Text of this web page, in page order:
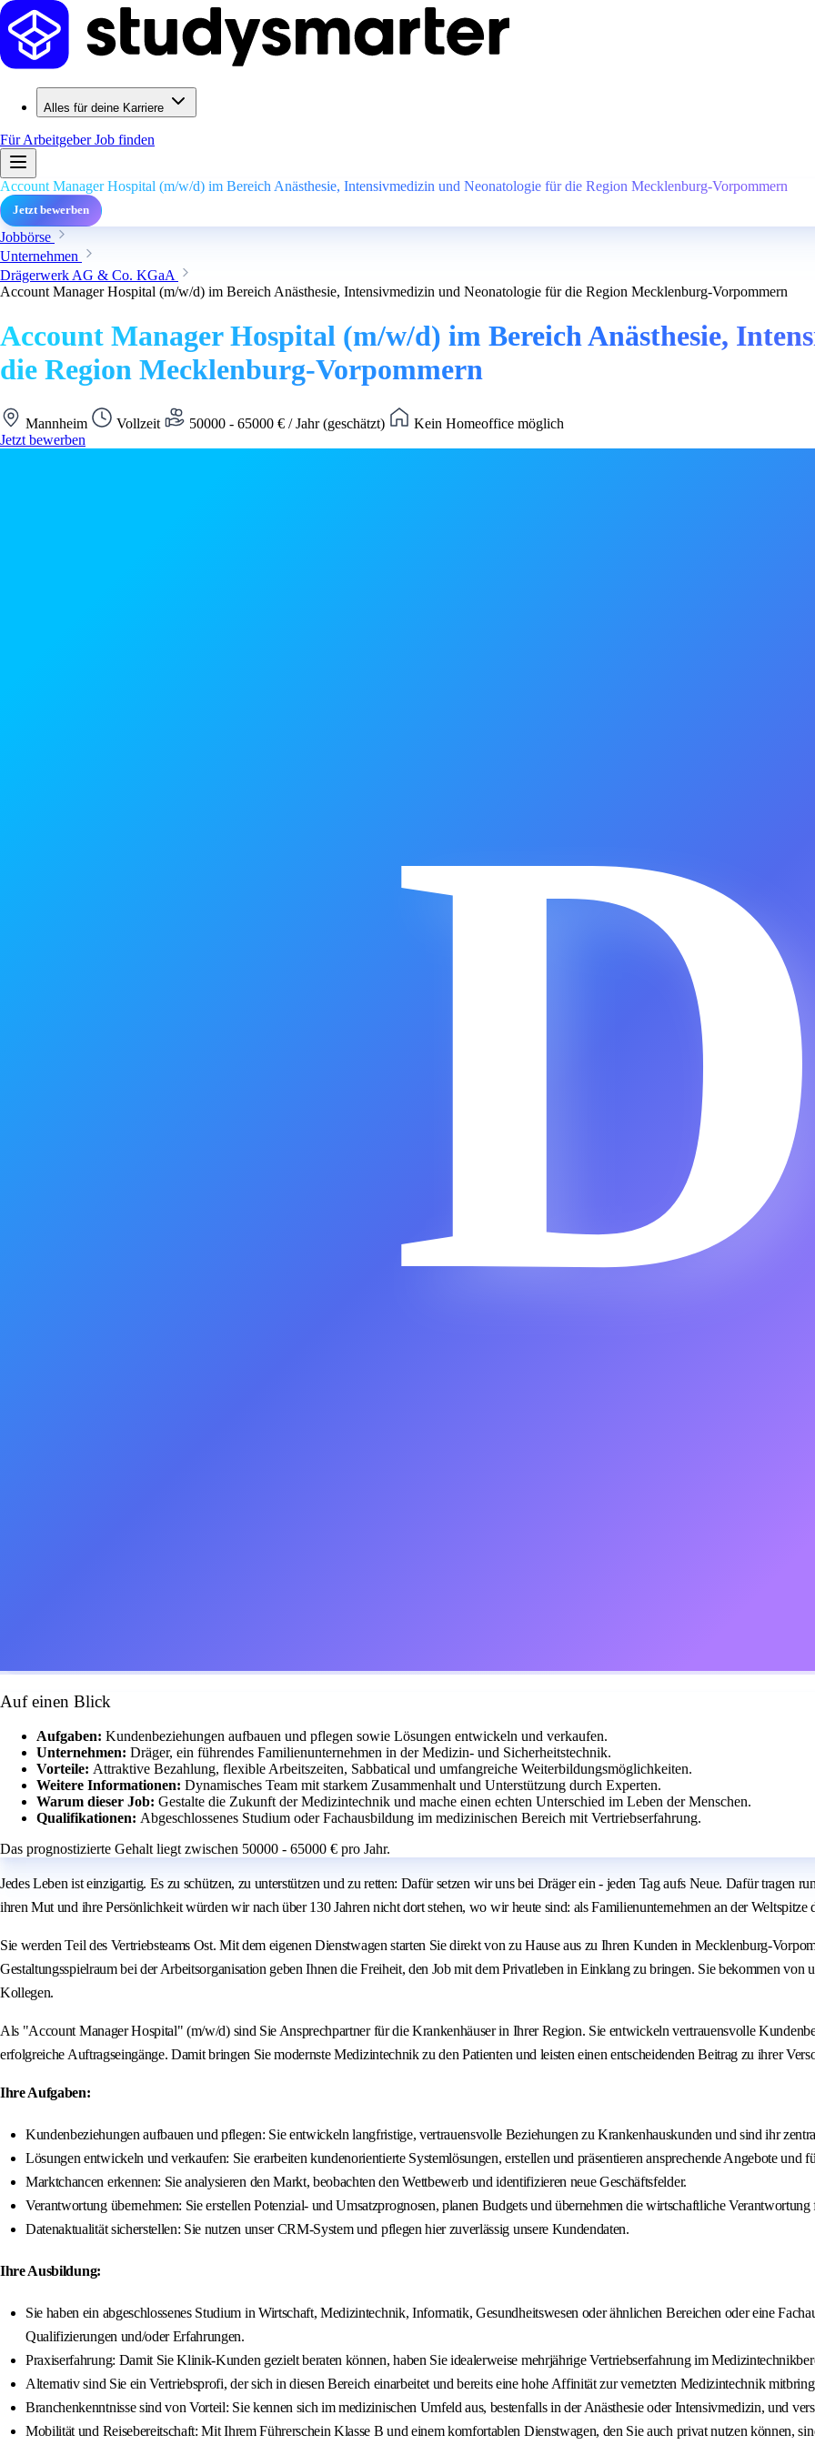
Alles für deine Karriere
Für ArbeitgeberJob finden
Account Manager Hospital (m/w/d) im Bereich Anästhesie, Intensivmedizin und Neonatologie für die Region Mecklenburg-Vorpommern
Jetzt bewerben
Jobbörse
Unternehmen
Drägerwerk AG & Co. KGaA
Account Manager Hospital (m/w/d) im Bereich Anästhesie, Intensivmedizin und Neonatologie für die Region Mecklenburg-Vorpommern
Account Manager Hospital (m/w/d) im Bereich Anästhesie,
die Region Mecklenburg-Vorpommern
Mannheim Vollzeit 50000 - 65000 € / Jahr (geschätzt)
Kein Homeoffice möglich
Jetzt bewerben
Auf einen Blick
Aufgaben: Kundenbeziehungen aufbauen und pflegen sowie Lösungen entwickeln und verkaufen.
Unternehmen: Dräger, ein führendes Familienunternehmen in der Medizin- und Sicherheitstechnik.
Vorteile: Attraktive Bezahlung, flexible Arbeitszeiten, Sabbatical und umfangreiche Weiterbildungsmöglichkeiten.
Weitere Informationen: Dynamisches Team mit starkem Zusammenhalt und Unterstützung durch Experten.
Warum dieser Job: Gestalte die Zukunft der Medizintechnik und mache einen echten Unterschied im Leben der Menschen.
Qualifikationen: Abgeschlossenes Studium oder Fachausbildung im medizinischen Bereich mit Vertriebserfahrung.
Das prognostizierte Gehalt liegt zwischen 50000 - 65000 € pro Jahr.
Jedes Leben ist einzigartig. Es zu schützen, zu unterstützen und zu retten: Dafür setzen wir uns bei Dräger ein - jeden Tag aufs Neue. Dafür tragen
ihren Mut und ihre Persönlichkeit würden wir nach über 130 Jahren nicht dort stehen, wo wir heute sind: als Familienunternehmen an der
Sie werden Teil des Vertriebsteams Ost. Mit dem eigenen Dienstwagen starten Sie direkt von zu Hause aus zu Ihren Kunden in Mecklenburg-
Gestaltungsspielraum bei der Arbeitsorganisation geben Ihnen die Freiheit, den Job mit dem Privatleben in Einklang zu bringen. Sie bekommen von
Kollegen.
Als "Account Manager Hospital" (m/w/d) sind Sie Ansprechpartner für die Krankenhäuser in Ihrer Region. Sie entwickeln vertrauensvolle
erfolgreiche Auftragseingänge. Damit bringen Sie modernste Medizintechnik zu den Patienten und leisten einen entscheidenden Beitrag zu ihrer
Ihre Aufgaben:
Kundenbeziehungen aufbauen und pflegen: Sie entwickeln langfristige, vertrauensvolle Beziehungen zu Krankenhauskunden und sind ihr
Lösungen entwickeln und verkaufen: Sie erarbeiten kundenorientierte Systemlösungen, erstellen und präsentieren ansprechende Angebote und
Marktchancen erkennen: Sie analysieren den Markt, beobachten den Wettbewerb und identifizieren neue Geschäftsfelder.
Verantwortung übernehmen: Sie erstellen Potenzial- und Umsatzprognosen, planen Budgets und übernehmen die wirtschaftliche
Datenaktualität sicherstellen: Sie nutzen unser CRM-System und pflegen hier zuverlässig unsere Kundendaten.
Ihre Ausbildung:
Sie haben ein abgeschlossenes Studium in Wirtschaft, Medizintechnik, Informatik, Gesundheitswesen oder ähnlichen Bereichen oder eine
Qualifizierungen und/oder Erfahrungen.
Praxiserfahrung: Damit Sie Klinik-Kunden gezielt beraten können, haben Sie idealerweise mehrjährige Vertriebserfahrung im
Alternativ sind Sie ein Vertriebsprofi, der sich in diesen Bereich einarbeitet und bereits eine hohe Affinität zur vernetzten Medizintechnik
Branchenkenntnisse sind von Vorteil: Sie kennen sich im medizinischen Umfeld aus, bestenfalls in der Anästhesie oder Intensivmedizin, und
Mobilität und Reisebereitschaft: Mit Ihrem Führerschein Klasse B und einem komfortablen Dienstwagen, den Sie auch privat nutzen können,